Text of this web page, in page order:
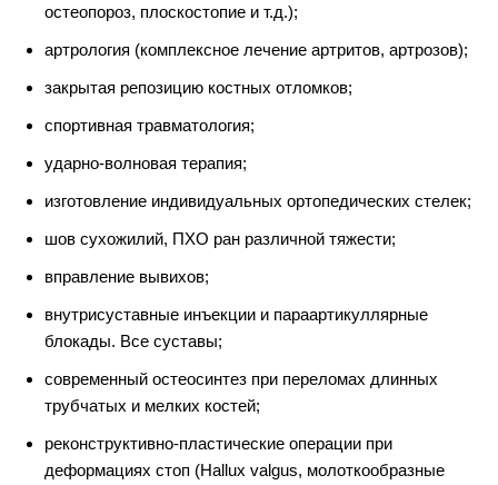
остеопороз, плоскостопие и т.д.);
артрология (комплексное лечение артритов, артрозов);
закрытая репозицию костных отломков;
спортивная травматология;
ударно-волновая терапия;
изготовление индивидуальных ортопедических стелек;
шов сухожилий, ПХО ран различной тяжести;
вправление вывихов;
внутрисуставные инъекции и параартикуллярные
блокады. Все суставы;
современный остеосинтез при переломах длинных
трубчатых и мелких костей;
реконструктивно-пластические операции при
деформациях стоп (Нallux valgus, молоткообразные